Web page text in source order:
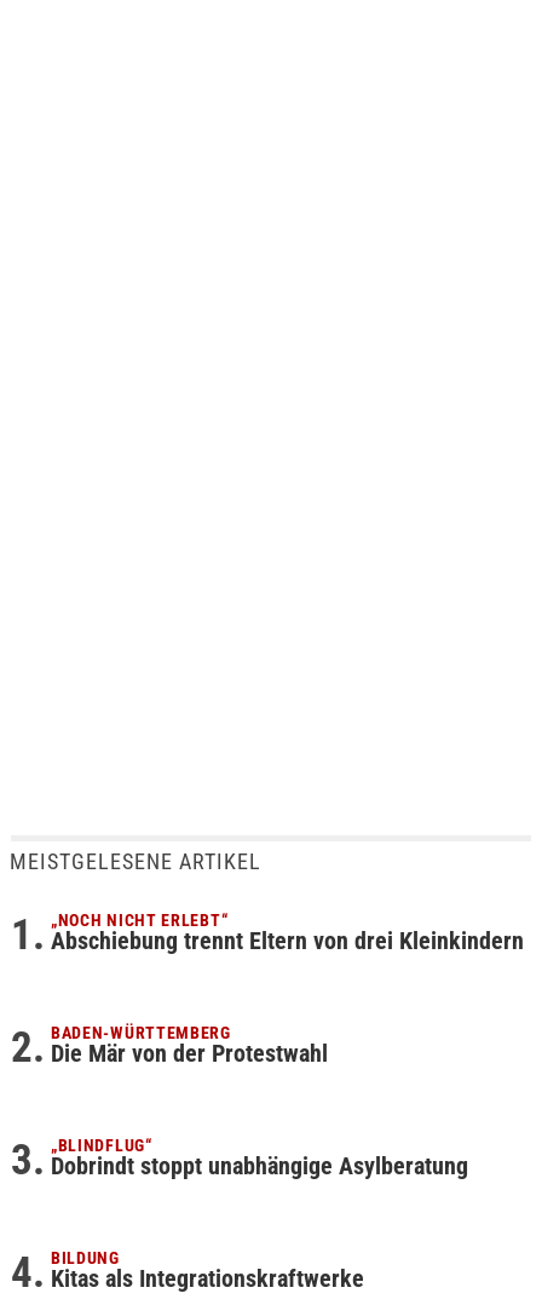
MEISTGELESENE ARTIKEL
„NOCH NICHT ERLEBT“
Abschiebung trennt Eltern von drei Kleinkindern
BADEN-WÜRTTEMBERG
Die Mär von der Protestwahl
„BLINDFLUG“
Dobrindt stoppt unabhängige Asylberatung
BILDUNG
Kitas als Integrationskraftwerke